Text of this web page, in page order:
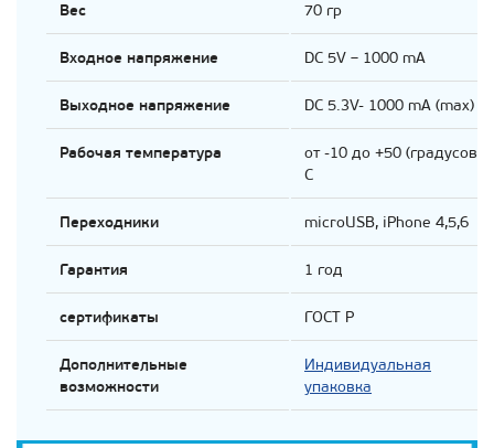
Вес 70 гр
Входное напряжение DC 5V – 1000 mA
Выходное напряжение DC 5.3V- 1000 mA (max)
Рабочая температура
от -10 до +50 (градусов)
C
Переходники microUSB, iPhone 4,5,6
Гарантия 1 год
сертификаты ГОСТ Р
Дополнительные
возможности
Индивидуальная
упаковка